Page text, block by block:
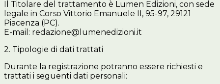
Il Titolare del trattamento è Lumen Edizioni, con sede
legale in Corso Vittorio Emanuele II, 95-97, 29121
Piacenza (PC).
E-mail: redazione@lumenedizioni.it
2. Tipologie di dati trattati
Durante la registrazione potranno essere richiesti e
trattati i seguenti dati personali: